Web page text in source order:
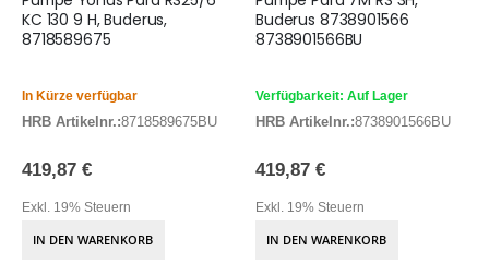
KC 130 9 H, Buderus,
8718589675
In Kürze verfügbar
HRB Artikelnr.:8718589675BU
419,87 €
Exkl. 19% Steuern
IN DEN WARENKORB
Buderus 8738901566
8738901566BU
Verfügbarkeit: Auf Lager
HRB Artikelnr.:8738901566BU
419,87 €
Exkl. 19% Steuern
IN DEN WARENKORB